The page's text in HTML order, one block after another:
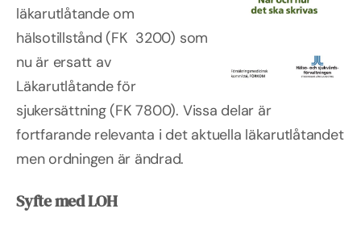
läkarutlåtande om
hälsotillstånd (FK 3200) som
nu är ersatt av
Läkarutlåtande för
sjukersättning (FK 7800). Vissa delar är
fortfarande relevanta i det aktuella läkarutlåtandet
men ordningen är ändrad.
Syfte med LOH